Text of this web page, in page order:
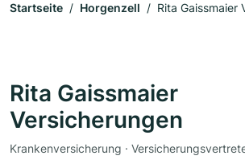
Startseite Horgenzell Rita Gaissmaier
Rita Gaissmaier
Versicherungen
Krankenversicherung ·